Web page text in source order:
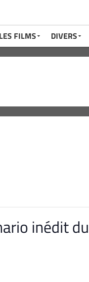
LES FILMS DIVERS
inédit